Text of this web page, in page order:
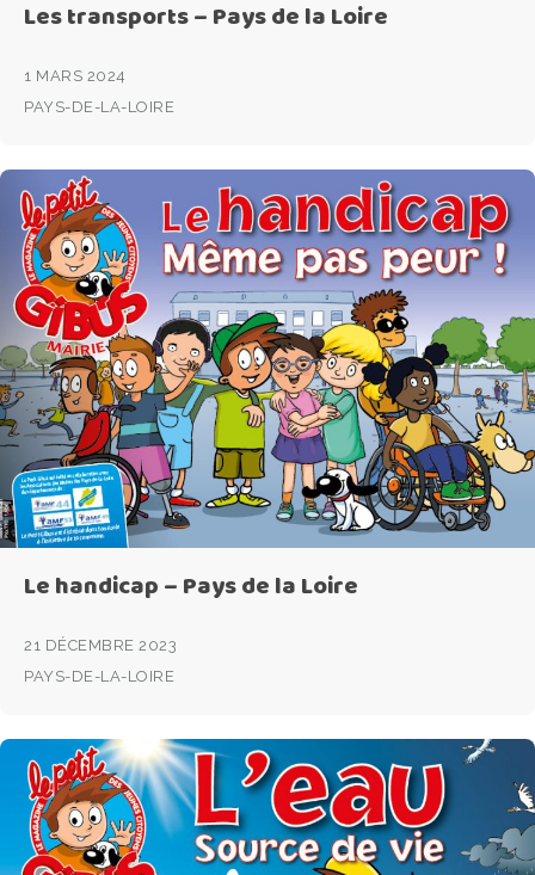
Les transports – Pays de la Loire
1 MARS 2024
PAYS-DE-LA-LOIRE
Le handicap – Pays de la Loire
21 DÉCEMBRE 2023
PAYS-DE-LA-LOIRE